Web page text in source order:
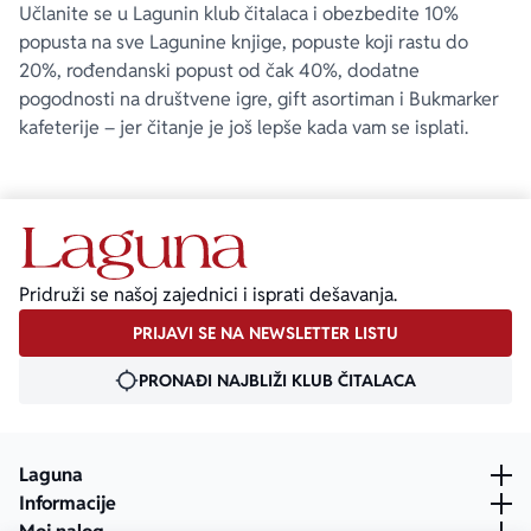
Učlanite se u Lagunin klub čitalaca i obezbedite 10%
popusta na sve Lagunine knjige, popuste koji rastu do
20%, rođendanski popust od čak 40%, dodatne
pogodnosti na društvene igre, gift asortiman i Bukmarker
kafeterije – jer čitanje je još lepše kada vam se isplati.
Pridruži se našoj zajednici i isprati dešavanja.
PRIJAVI SE NA NEWSLETTER LISTU
PRONAĐI NAJBLIŽI KLUB ČITALACA
Laguna
Informacije